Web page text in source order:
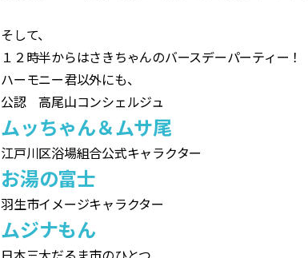
そして、
１２時半からはさきちゃんのバースデーパーティー！
ハーモニー君以外にも、
公認 高尾山コンシェルジュ
ムッちゃん＆ムサ尾
江戸川区浴場組合公式キャラクター
お湯の富士
羽生市イメージキャラクター
ムジナもん